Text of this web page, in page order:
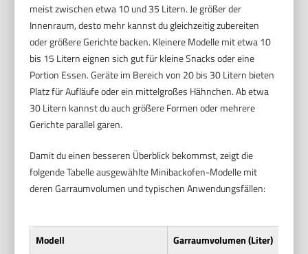
meist zwischen etwa 10 und 35 Litern. Je größer der
Innenraum, desto mehr kannst du gleichzeitig zubereiten
oder größere Gerichte backen. Kleinere Modelle mit etwa 10
bis 15 Litern eignen sich gut für kleine Snacks oder eine
Portion Essen. Geräte im Bereich von 20 bis 30 Litern bieten
Platz für Aufläufe oder ein mittelgroßes Hähnchen. Ab etwa
30 Litern kannst du auch größere Formen oder mehrere
Gerichte parallel garen.
Damit du einen besseren Überblick bekommst, zeigt die
folgende Tabelle ausgewählte Minibackofen-Modelle mit
deren Garraumvolumen und typischen Anwendungsfällen:
Modell
Garraumvolumen (Liter)